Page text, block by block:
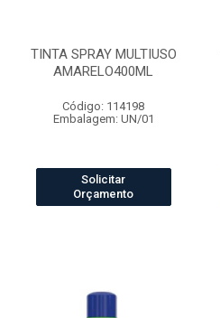
TINTA SPRAY MULTIUSO
AMARELO400ML
Código: 114198
Embalagem: UN/01
Solicitar
Orçamento